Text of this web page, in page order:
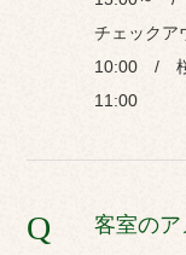
チェックア
10:00 / 桜
11:00
Q
客室の